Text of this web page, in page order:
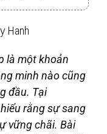
Hanh
là một khoản
minh nào cũng
đầu. Tại
rằng sự sang
vững chãi. Bài